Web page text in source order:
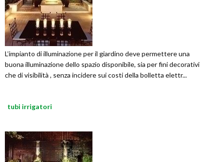
L’impianto di illuminazione per il giardino deve permettere una
buona illuminazione dello spazio disponibile, sia per fini decorativi
che di visibilità , senza incidere sui costi della bolletta elettr...
tubi irrigatori